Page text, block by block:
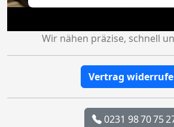
Wir nähen präzise, schnell
Vertrag
0231 98 70 75